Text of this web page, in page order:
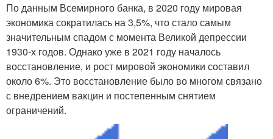
По данным Всемирного банка, в 2020 году мировая
экономика сократилась на 3,5%, что стало самым
значительным спадом с момента Великой депрессии
1930-х годов. Однако уже в 2021 году началось
восстановление, и рост мировой экономики составил
около 6%. Это восстановление было во многом связано
с внедрением вакцин и постепенным снятием
ограничений.